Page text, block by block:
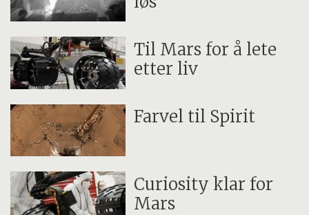
Til Mars for å lete
etter liv
Farvel til Spirit
Curiosity klar for
Mars